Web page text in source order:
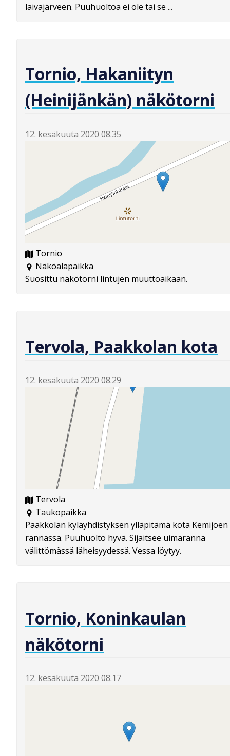
laivajärveen. Puuhuoltoa ei ole tai se ...
Tornio, Hakaniityn
(Heinijänkän) näkötorni
12. kesäkuuta 2020 08.35
Tornio
Näköalapaikka
Suosittu näkötorni lintujen muuttoaikaan.
Tervola, Paakkolan kota
12. kesäkuuta 2020 08.29
Tervola
Taukopaikka
Paakkolan kyläyhdistyksen ylläpitämä kota Kemijoen
rannassa. Puuhuolto hyvä. Sijaitsee uimaranna
välittömässä läheisyydessä. Vessa löytyy.
Tornio, Koninkaulan
näkötorni
12. kesäkuuta 2020 08.17